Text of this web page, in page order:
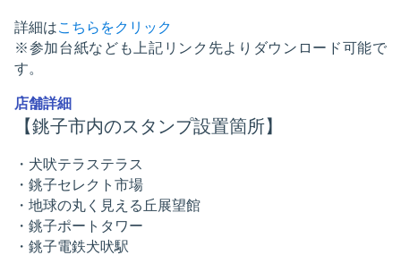
詳細はこちらをクリック
※参加台紙なども上記リンク先よりダウンロード可能で
す。
店舗詳細
【銚子市内のスタンプ設置箇所】
・犬吠テラステラス
・銚子セレクト市場
・地球の丸く見える丘展望館
・銚子ポートタワー
・銚子電鉄犬吠駅